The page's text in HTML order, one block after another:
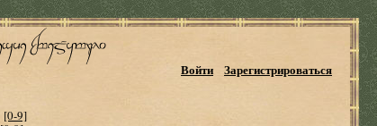
Войти Зарегистрироваться
[0-9]